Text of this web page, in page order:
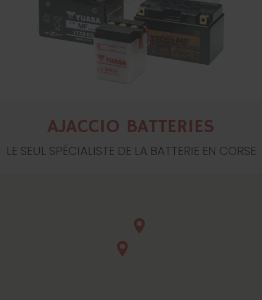
AJACCIO BATTERIES
LE SEUL SPÉCIALISTE DE LA BATTERIE EN CORSE